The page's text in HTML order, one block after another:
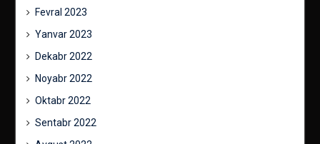
Fevral 2023
Yanvar 2023
Dekabr 2022
Noyabr 2022
Oktabr 2022
Sentabr 2022